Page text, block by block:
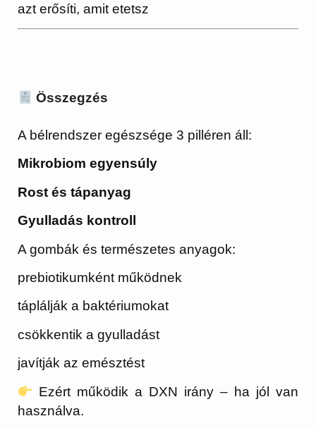
azt erősíti, amit etetsz
Összegzés
A bélrendszer egészsége 3 pilléren áll:
Mikrobiom egyensúly
Rost és tápanyag
Gyulladás kontroll
A gombák és természetes anyagok:
prebiotikumként működnek
táplálják a baktériumokat
csökkentik a gyulladást
javítják az emésztést
Ezért működik a DXN irány – ha jól van
használva.